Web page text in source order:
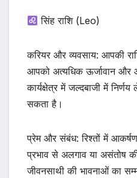
सिंह राशि (Leo)
करियर और व्यवसाय: आपकी
आपको अत्यधिक ऊर्जावान और
कार्यक्षेत्र में जल्दबाजी में
सकता है।
प्रेम और संबंध: रिश्तों में
प्रभाव से अलगाव या असंतोष
जीवनसाथी की भावनाओं का